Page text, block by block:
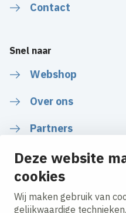
Deze website
cookies
Wij maken gebruik van
gelijkwaardige
Contact
Snel naar
Webshop
Over ons
Partners
Nieuws